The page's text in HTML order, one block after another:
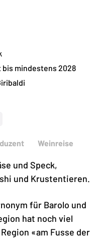
bis mindestens 2028
Weinreise
und Speck,
und Krustentieren.
für Barolo und
hat noch viel
«am Fusse der